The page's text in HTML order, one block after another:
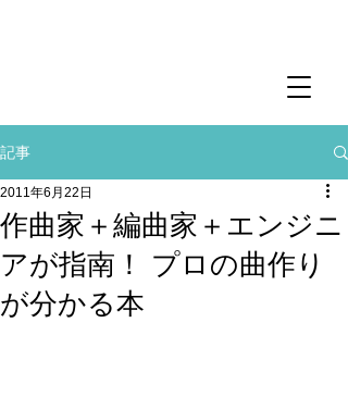
記事
作曲家＋編曲家＋エンジニ
アが指南！ プロの曲作り
が分かる本
2011年6月22日